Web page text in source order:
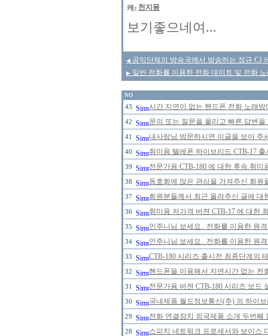
천지몽
보기좋으네여...
◀ 공익단체의 방송국에서 방송하는 정규 CJ
▶ 일반 전화를 이용한 전화 데이트 및 전화
NO
43 시간 지연이 없는 핸드폰 전화 노래
42 문의 또는 질문을 올리고 빠른 답변
41 내사랑님 방문하시면 이글을 보아 주
40 취미용 텔레폰 하이브리드 CTB-17
39 전문가용 CTB-180 에 대한 후속 취
38 동호회에 많은 관심을 가져주신 회
37 회원분들께서 최근 올려주신 글에
36 취미용 저가격 버젼 CTB-17 에 대한
35 인주니님 보세요.. 전화를 이용한 원
34 인주니님 보세요.. 전화를 이용한 원
33 CTB-180 시리즈 출시전 최종단계의
32 핸드폰을 이용해서 지연시간 없는
31 전문가용 버젼 CTB-180 시리즈 보드
30 국내제품 월드정보통신(주) 의 하이
29 전화 연결장치 외국제품 소개 두번째
28 스피치 네트워크 프로세서와 보이스